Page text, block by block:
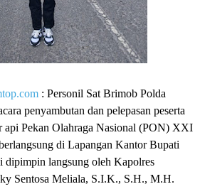
: Personil Sat Brimob Polda
penyambutan dan pelepasan peserta
api Pekan Olahraga Nasional (PON) XXI
di Lapangan Kantor Bupati
dipimpin langsung oleh Kapolres
Sentosa Meliala, S.I.K., S.H., M.H.